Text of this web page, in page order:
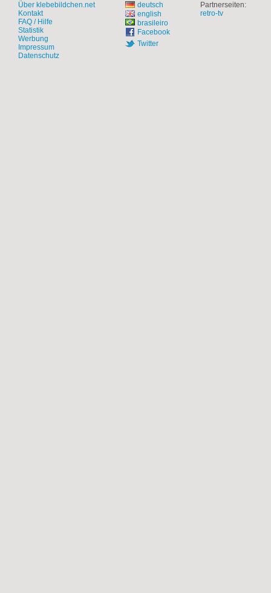
Über klebebildchen.net
Kontakt
FAQ / Hilfe
Statistik
Werbung
Impressum
Datenschutz
deutsch
english
brasileiro
Facebook
Twitter
Partnerseiten:
retro-tv